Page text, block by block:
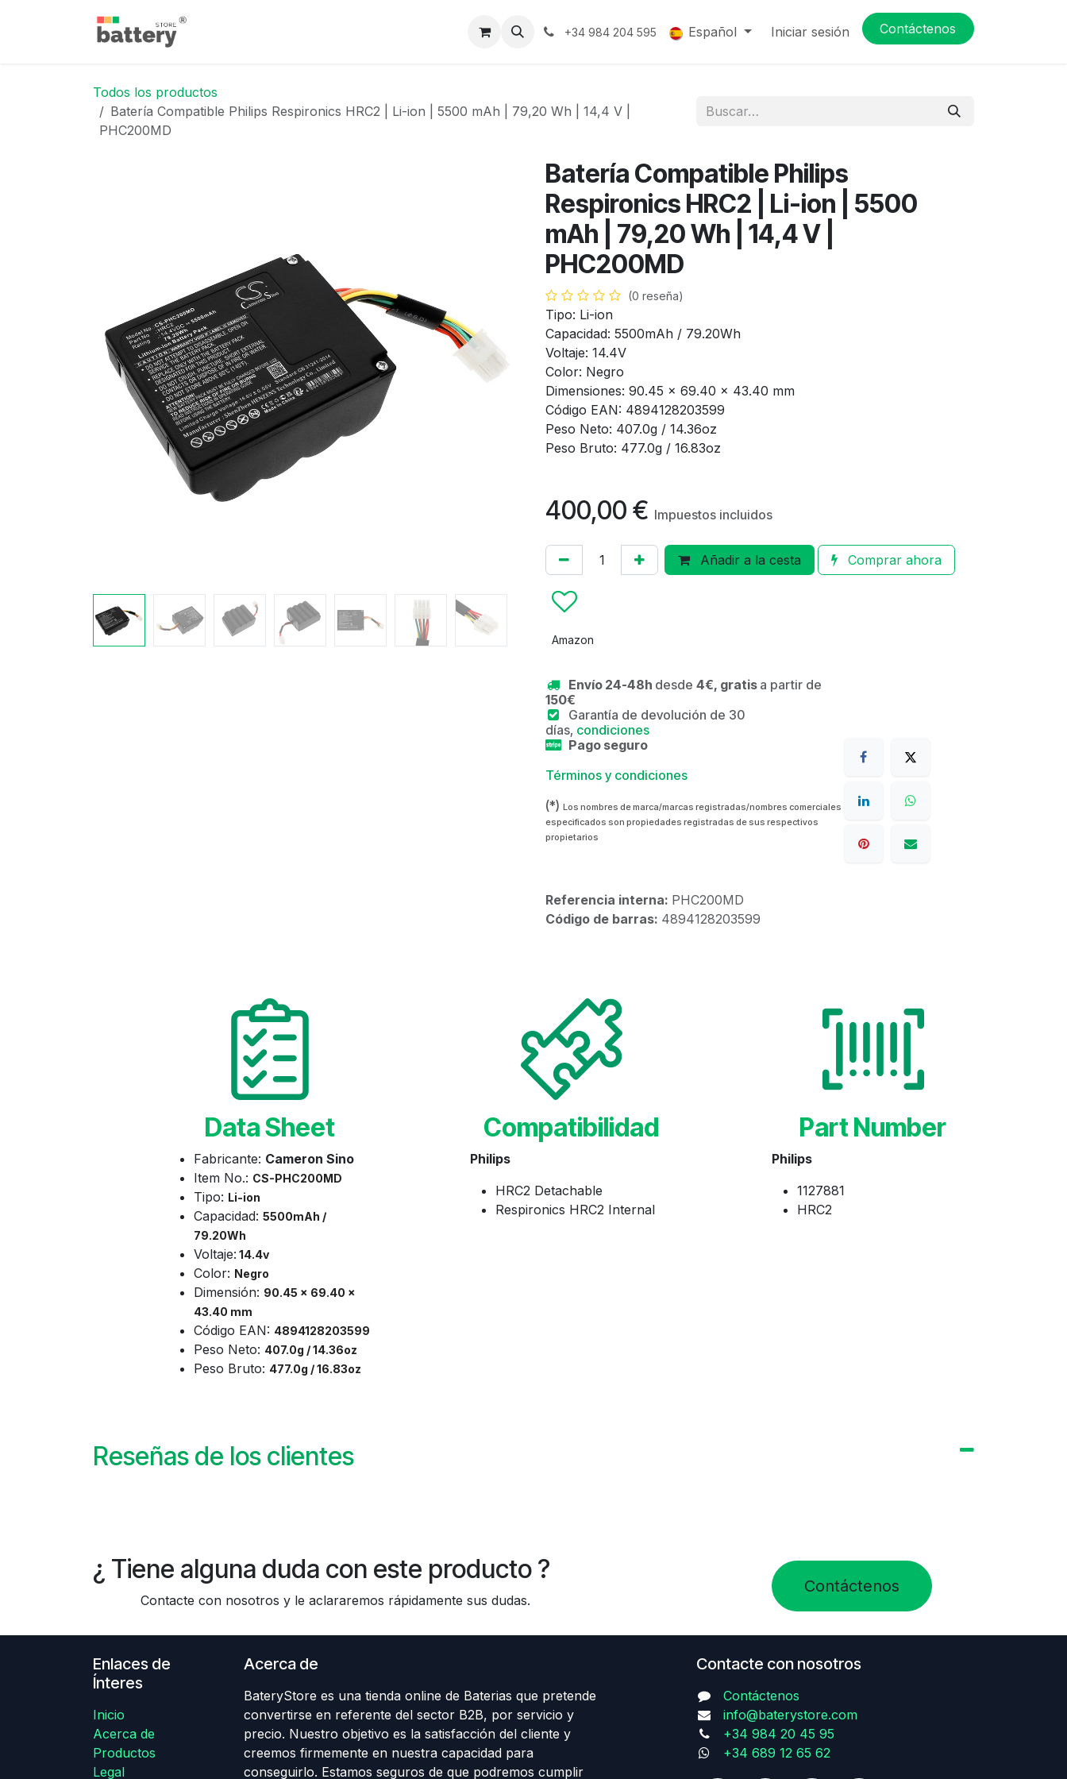
+34 984 204 595 Español Iniciar sesión Contáctenos
Todos los productos
Batería Compatible Philips Respironics HRC2 | Li-ion | 5500 mAh | 79,20 Wh | 14,4 V |
PHC200MD
Batería Compatible Philips
Respironics HRC2 | Li-ion | 5500
mAh | 79,20 Wh | 14,4 V |
PHC200MD
(0 reseña)
Tipo: Li-ion
Capacidad: 5500mAh / 79.20Wh
Voltaje: 14.4V
Color: Negro
Dimensiones: 90.45 × 69.40 × 43.40 mm
Código EAN: 4894128203599
Peso Neto: 407.0g / 14.36oz
Peso Bruto: 477.0g / 16.83oz
400,00 € Impuestos incluidos
Añadir a la cesta Comprar ahora
Amazon
Envío 24-48h desde 4€, gratis a partir de
150€
Garantía de devolución de 30
días, condiciones
Pago seguro
Términos y condiciones
(*) Los nombres de marca/marcas registradas/nombres comerciales
especificados son propiedades registradas de sus respectivos
propietarios
Referencia interna: PHC200MD
Código de barras: 4894128203599
Data Sheet
Fabricante: Cameron Sino
Item No.: CS-PHC200MD
Tipo: Li-ion
Capacidad: 5500mAh /
79.20Wh
Voltaje: 14.4v
Color: Negro
Dimensión: 90.45 x 69.40 x
43.40 mm
Código EAN: 4894128203599
Peso Neto: 407.0g / 14.36oz
Peso Bruto: 477.0g / 16.83oz
Compatibilidad
Philips​
HRC2 Detachable
Respironics HRC2 Internal
Part Number
Philips
1127881
HRC2
Reseñas de los clientes
¿ Tiene alguna duda con este producto ?
Contacte con nosotros y le aclararemos rápidamente sus dudas.
Contáctenos
Enlaces de
Ínteres
Inicio
Acerca de
Productos
Legal
Acerca de
BateryStore es una tienda online de Baterias que pretende
convertirse en referente del sector B2B, por servicio y
precio. Nuestro objetivo es la satisfacción del cliente y
creemos firmemente en nuestra capacidad para
conseguirlo. Estamos seguros de que podremos cumplir
Contacte con nosotros
Contáctenos
info@baterystore.com
+34 984 20 45 95
+34 689 12 65 62